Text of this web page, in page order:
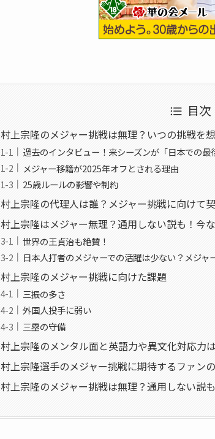
目次
村上宗隆のメジャー挑戦は無理？いつの挑戦を
過去のインタビュー！来シーズンが「日本での最
メジャー移籍が2025年オフとされる理由
25歳ルールの影響や制約
村上宗隆の代理人は誰？メジャー挑戦に向けて
村上宗隆はメジャー無理？通用しない説も！今
世界の王貞治も絶賛！
日本人打者のメジャーでの活躍は少ない？メジャ
村上宗隆のメジャー挑戦に向けた課題
三振の多さ
外国人投手に弱い
三塁の守備
村上宗隆のメンタル面と英語力や異文化対応力
村上宗隆選手のメジャー挑戦に期待するファン
村上宗隆のメジャー挑戦は無理？通用しない説